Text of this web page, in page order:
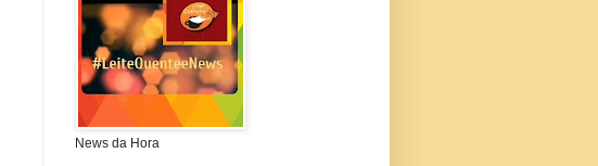
News da Hora